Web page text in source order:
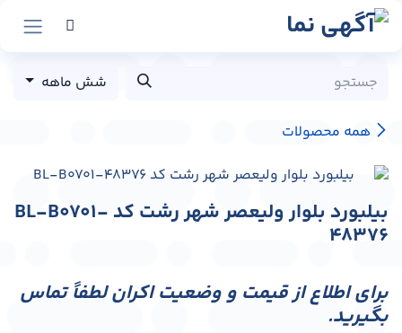
پرش به محتوا
همه محصولات
شش ماهه
بیلبورد بلوار ولیعصر شهر رشت کد BL-B0701-
48376
برای اطلاع از قیمت و وضعیت اکران لطفاً تماس
بگیرید.